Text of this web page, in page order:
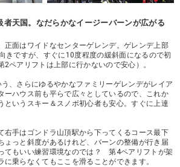
者天国。なだらかなイージーバーンが広がる
正面はワイドなセンターゲレンデ。ゲレンデ上部
きですが、すぐに10度程度の緩斜面になるので初
ペアリフトは上部に行かないので安心）。
、さらにゆるやかなファミリーゲレンデがレイア
ーハウス前も平らで広々としているので、これか
というスキー＆スノボ初心者も安心。すぐに上達
右手はゴンドラ山頂駅から下ってくるコース最下
ょっと斜度があるけれど、バーンの整備が行き届
てもいい練習環境なのでは？ 第4ペアリフトが架
乗らなくてもここを滑ることができます。